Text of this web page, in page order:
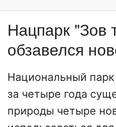
Нацпарк "Зов
обзавелся
Национальный парк
за четыре года
природы четыре